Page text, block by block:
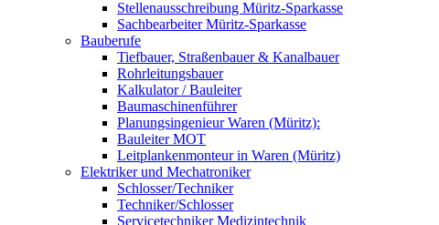
Stellenausschreibung Müritz-Sparkasse
Sachbearbeiter Müritz-Sparkasse
Bauberufe
Tiefbauer, Straßenbauer & Kanalbauer
Rohrleitungsbauer
Kalkulator / Bauleiter
Baumaschinenführer
Planungsingenieur Waren (Müritz):
Bauleiter MOT
Leitplankenmonteur in Waren (Müritz)
Elektriker und Mechatroniker
Schlosser/Techniker
Techniker/Schlosser
Servicetechniker Medizintechnik